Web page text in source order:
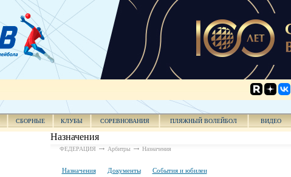
СБОРНЫЕ КЛУБЫ СОРЕВНОВАНИЯ ПЛЯЖНЫЙ ВОЛЕЙБОЛ ВИДЕО
Назначения
ФЕДЕРАЦИЯ Арбитры Назначения
Назначения Документы События и юбилеи